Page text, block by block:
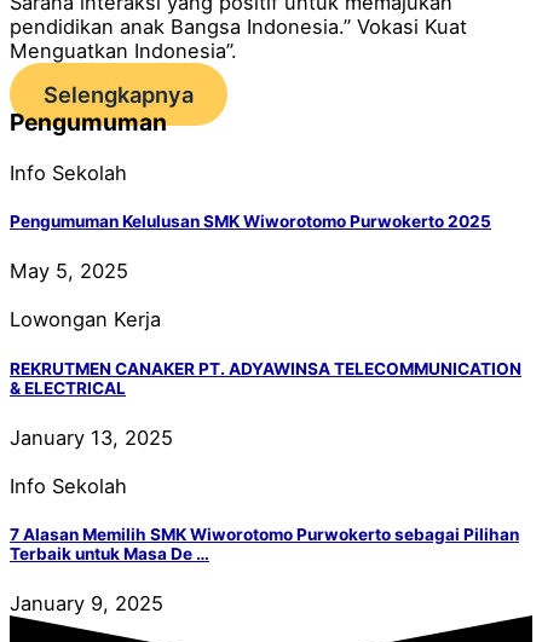
pendidikan anak Bangsa Indonesia.” Vokasi Kuat
Menguatkan Indonesia”.
Selengkapnya
Pengumuman
Info Sekolah
Pengumuman Kelulusan SMK Wiworotomo Purwokerto 2025
May 5, 2025
Lowongan Kerja
REKRUTMEN CANAKER PT. ADYAWINSA TELECOMMUNICATION
& ELECTRICAL
January 13, 2025
Info Sekolah
7 Alasan Memilih SMK Wiworotomo Purwokerto sebagai Pilihan
Terbaik untuk Masa De …
January 9, 2025